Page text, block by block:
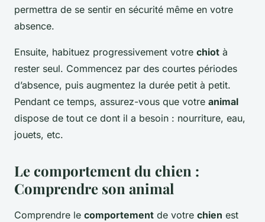
permettra de se sentir en sécurité même en votre
absence.
Ensuite, habituez progressivement votre chiot à
rester seul. Commencez par des courtes périodes
d’absence, puis augmentez la durée petit à petit.
Pendant ce temps, assurez-vous que votre animal
dispose de tout ce dont il a besoin : nourriture, eau,
jouets, etc.
Le comportement du chien :
Comprendre son animal
Comprendre le comportement de votre chien est